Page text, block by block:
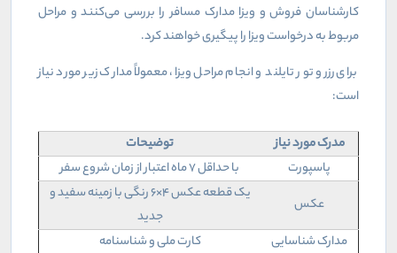
کارشناسان فروش و ویزا مدارک مسافر را بررسی می‌کنند و مراحل
مربوط به درخواست ویزا را پیگیری خواهند کرد.
برای رزرو تور تایلند و انجام مراحل ویزا، معمولاً مدارک زیر مورد نیاز
است:
مدرک مورد نیاز
توضیحات
پاسپورت
با حداقل ۷ ماه اعتبار از زمان شروع سفر
عکس
یک قطعه عکس ۴×۶ رنگی با زمینه سفید و
جدید
مدارک شناسایی
کارت ملی و شناسنامه